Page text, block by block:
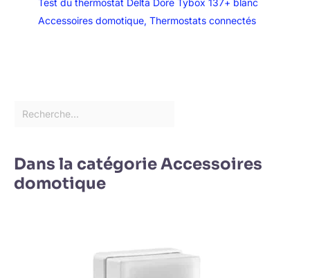
Test du thermostat Delta Dore Tybox 137+ blanc
Accessoires domotique, Thermostats connectés
Dans la catégorie Accessoires
domotique